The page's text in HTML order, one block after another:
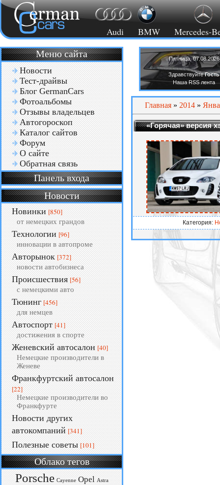
Audi BMW Mercedes-
Меню сайта
Новости
Тест-драйвы
Блог GermanCars
Фотоальбомы
Отзывы владельцев
Автогороскоп
Каталог сайтов
Форум
О сайте
Обратная связь
Панель входа
Новости
Новинки [850]
от немецких грандов
Технологии [96]
инновации в автопроме
Авторынок [372]
новости автобизнеса
Происшествия [56]
с немецкими авто
Тюнинг [456]
для немцев
Автоспорт [41]
достижения в спорте
Женевский автосалон [40]
Немецкие производители в
Женеве
Франкфуртский автосалон
[22]
Немецкие производители во
Франкфурте
Новости других
автокомпаний [341]
Полезные советы [101]
Облако тегов
Porsche Cayenne Opel Astra
Пятница, 07.08.2026
ЗдравствуйтеГость
Наша RSS лента
Главная » 2014 »
«Горячая» версия
Категория: